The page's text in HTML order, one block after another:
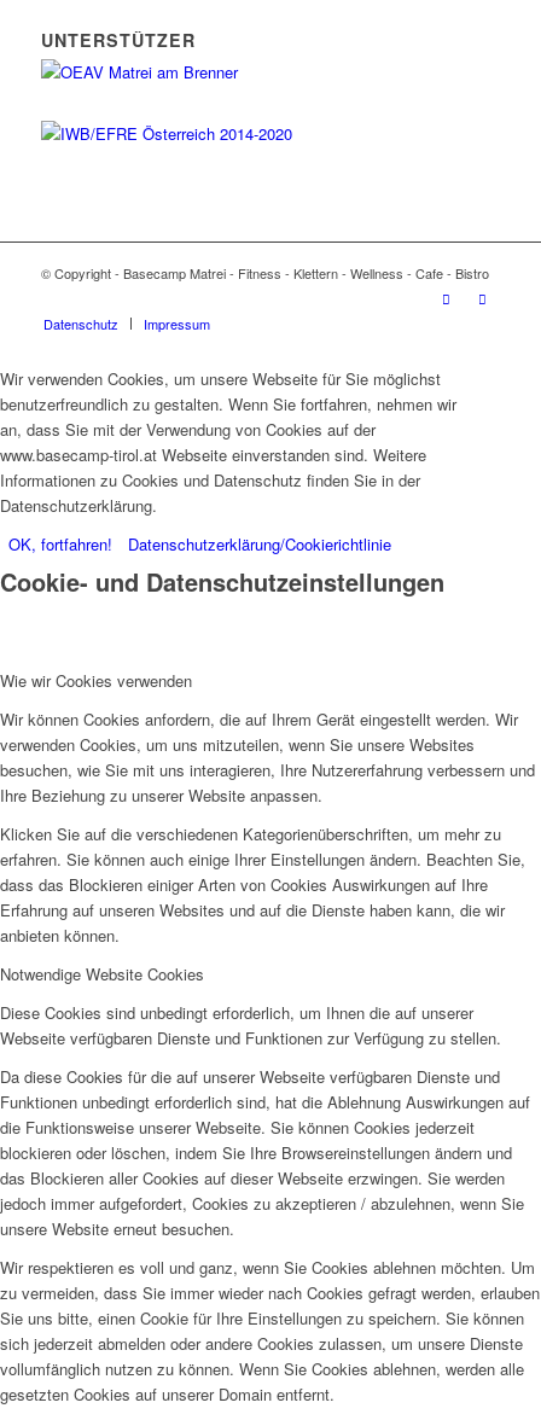
UNTERSTÜTZER
© Copyright - Basecamp Matrei - Fitness - Klettern - Wellness - Cafe - Bistro
Datenschutz Impressum
Wir verwenden Cookies, um unsere Webseite für Sie möglichst
benutzerfreundlich zu gestalten. Wenn Sie fortfahren, nehmen wir
an, dass Sie mit der Verwendung von Cookies auf der
www.basecamp-tirol.at Webseite einverstanden sind. Weitere
Informationen zu Cookies und Datenschutz finden Sie in der
Datenschutzerklärung.
OK, fortfahren!
Datenschutzerklärung/Cookierichtlinie
Cookie- und Datenschutzeinstellungen
Wie wir Cookies verwenden
Wir können Cookies anfordern, die auf Ihrem Gerät eingestellt werden. Wir
verwenden Cookies, um uns mitzuteilen, wenn Sie unsere Websites
besuchen, wie Sie mit uns interagieren, Ihre Nutzererfahrung verbessern und
Ihre Beziehung zu unserer Website anpassen.
Klicken Sie auf die verschiedenen Kategorienüberschriften, um mehr zu
erfahren. Sie können auch einige Ihrer Einstellungen ändern. Beachten Sie,
dass das Blockieren einiger Arten von Cookies Auswirkungen auf Ihre
Erfahrung auf unseren Websites und auf die Dienste haben kann, die wir
anbieten können.
Notwendige Website Cookies
Diese Cookies sind unbedingt erforderlich, um Ihnen die auf unserer
Webseite verfügbaren Dienste und Funktionen zur Verfügung zu stellen.
Da diese Cookies für die auf unserer Webseite verfügbaren Dienste und
Funktionen unbedingt erforderlich sind, hat die Ablehnung Auswirkungen auf
die Funktionsweise unserer Webseite. Sie können Cookies jederzeit
blockieren oder löschen, indem Sie Ihre Browsereinstellungen ändern und
das Blockieren aller Cookies auf dieser Webseite erzwingen. Sie werden
jedoch immer aufgefordert, Cookies zu akzeptieren / abzulehnen, wenn Sie
unsere Website erneut besuchen.
Wir respektieren es voll und ganz, wenn Sie Cookies ablehnen möchten. Um
zu vermeiden, dass Sie immer wieder nach Cookies gefragt werden, erlauben
Sie uns bitte, einen Cookie für Ihre Einstellungen zu speichern. Sie können
sich jederzeit abmelden oder andere Cookies zulassen, um unsere Dienste
vollumfänglich nutzen zu können. Wenn Sie Cookies ablehnen, werden alle
gesetzten Cookies auf unserer Domain entfernt.